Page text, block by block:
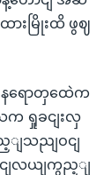
ားမြိုးထိ ဖွဈ
နရောတှထေဲက
ေက ရှုခငျးလှ
ျသညျဝငျ
ပငျလယျကွည့ျ